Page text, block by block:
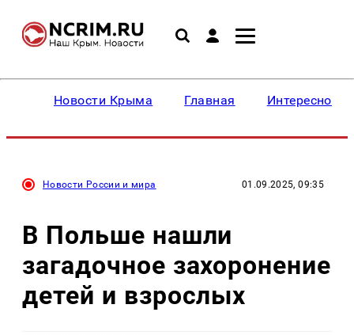
Новости Крыма Главная Интересное
Новости России и мира 01.09.2025, 09:35
В Польше нашли
загадочное захоронение
детей и взрослых